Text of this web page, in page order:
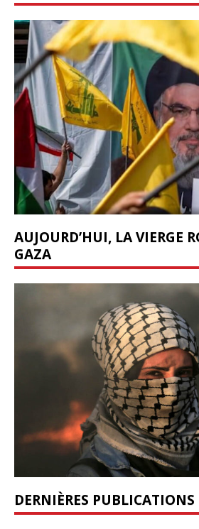
AUJOURD’HUI, LA VIERGE
GAZA
DERNIÈRES PUBLICATIONS